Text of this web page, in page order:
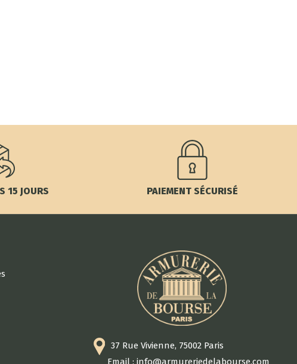
15 JOURS PAIEMENT SÉCURISÉ
37 Rue Vivienne, 75002 Paris
Email : info@armureriedelabourse.com